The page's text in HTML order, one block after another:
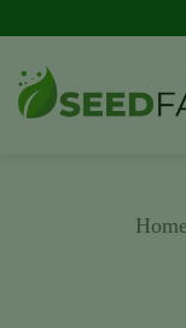
directement
contenu
Home